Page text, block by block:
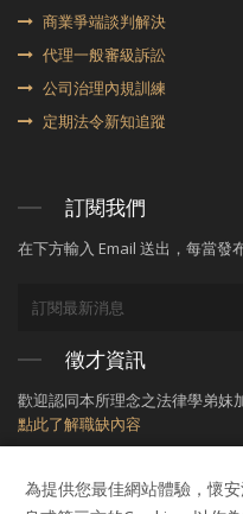
商業爭端談判解決
代理⼀般審級訴訟
公司治理內規訓練
定期法令新知追蹤
訂閱我們
在下方輸入 Email 送出，每當發
徵才資訊
歡迎認同本所理念之法律學弟妹
點此了解職缺內容
為提供您最佳網站體驗，懷